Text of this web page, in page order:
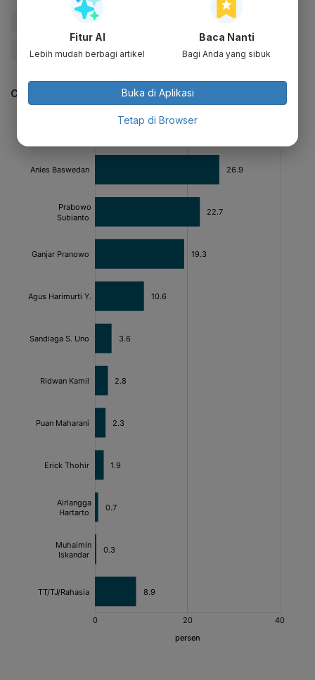
#Update Me #Menteri
#Pilpres 2024 #Timnas AMIN
CEK JUGA DATA INI
Fitur AI
Lebih mudah berbagi artikel
Baca Nanti
Bagi Anda yang sibuk
Buka di Aplikasi
Tetap di Browser